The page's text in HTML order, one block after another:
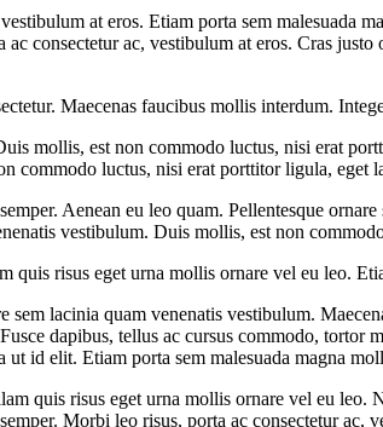
at eros. Etiam porta sem malesuada
consectetur ac, vestibulum at eros. Cras
Maecenas faucibus mollis interdum.
mollis, est non commodo luctus, nisi erat
commodo luctus, nisi erat porttitor ligula, eget
Aenean eu leo quam. Pellentesque
vestibulum. Duis mollis, est non
risus eget urna mollis ornare vel eu leo.
sem lacinia quam venenatis vestibulum.
dapibus, tellus ac cursus commodo,
id elit. Etiam porta sem malesuada magna
quis risus eget urna mollis ornare vel eu
Morbi leo risus, porta ac consectetur ac,